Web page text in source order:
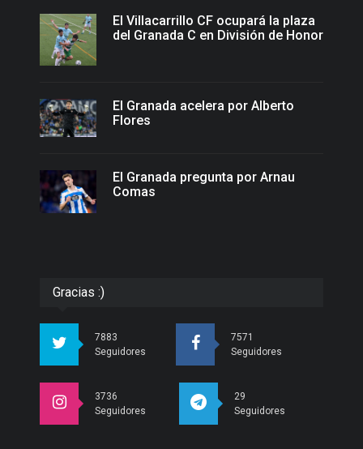
El Villacarrillo CF ocupará la plaza
del Granada C en División de Honor
El Granada acelera por Alberto
Flores
El Granada pregunta por Arnau
Comas
Gracias :)
7883
Seguidores
7571
Seguidores
3736
Seguidores
29
Seguidores